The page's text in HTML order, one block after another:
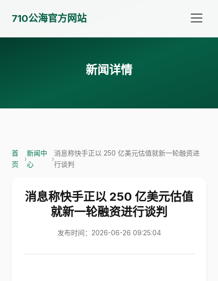
710公海官方网站
新闻详情
首
页
›
新闻中
心
›
消息称快手正以 250 亿美元估值就新一轮融资进
行谈判
消息称快手正以 250 亿美元估值
就新一轮融资进行谈判
发布时间：2026-06-26 09:25:04